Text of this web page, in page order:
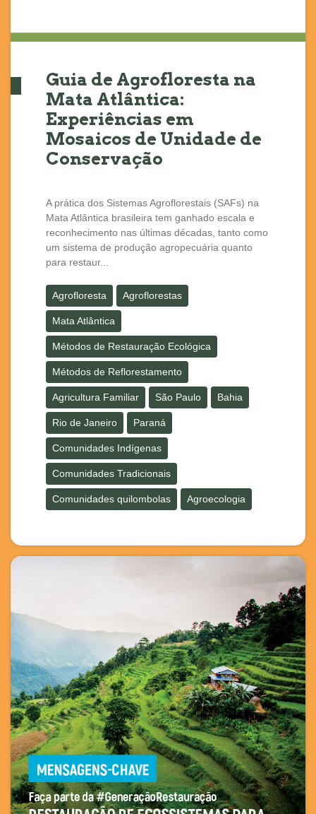
Guia de Agrofloresta na
Mata Atlântica:
Experiências em
Mosaicos de Unidade de
Conservação
A prática dos Sistemas Agroflorestais (SAFs) na
Mata Atlântica brasileira tem ganhado escala e
reconhecimento nas últimas décadas, tanto como
um sistema de produção agropecuária quanto
para restaur...
Agrofloresta Agroflorestas
Mata Atlântica
Métodos de Restauração Ecológica
Métodos de Reflorestamento
Agricultura Familiar São Paulo Bahia
Rio de Janeiro Paraná
Comunidades Indígenas
Comunidades Tradicionais
Comunidades quilombolas Agroecologia